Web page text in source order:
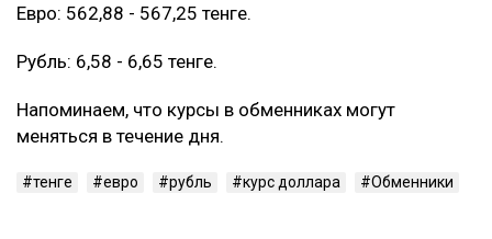
Евро: 562,88 - 567,25 тенге.
Рубль: 6,58 - 6,65 тенге.
Напоминаем, что курсы в обменниках могут
меняться в течение дня.
тенге евро рубль курс доллара Обменники